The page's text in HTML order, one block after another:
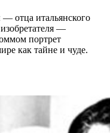
отца итальянского
—
портрет
как тайне и чуде.